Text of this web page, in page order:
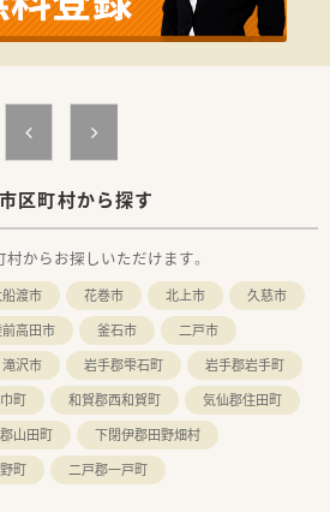
を4店舗展開しており、地域に根差した安
けている法人です。
なく女性専用フィットネス「カーブス」も
師として現場に立っており、現場の状況や意
風通しの良さがあります。
区町村から探す
からお探しいただけます。
渡市 花巻市 北上市
久慈市
前高田市 釜石市
二戸市
滝沢市 岩手郡雫石町
岩手郡岩手町
町 和賀郡西和賀町
気仙郡住田町
山田町
下閉伊郡田野畑村
町 二戸郡一戸町